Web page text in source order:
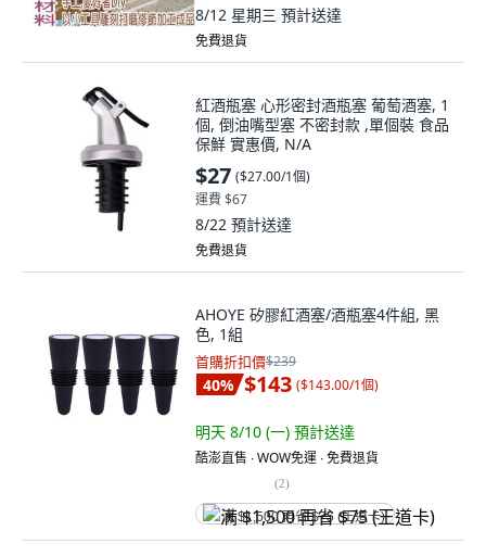
8/12 星期三 預計送達
免費退貨
紅酒瓶塞 心形密封酒瓶塞 葡萄酒塞, 1
個, 倒油嘴型塞 不密封款 ,單個裝 食品
保鮮 實惠價, N/A
$27 ($27.00/1個)
運費 $67
8/22 預計送達
免費退貨
AHOYE 矽膠紅酒塞/酒瓶塞4件組, 黑
色, 1組
首購折扣價$239
40% $143 ($143.00/1個)
明天 8/10 (一) 預計送達
酷澎直售 ∙ WOW免運 ∙ 免費退貨
(2)
满 $1,500 再省 $75 (王道卡)